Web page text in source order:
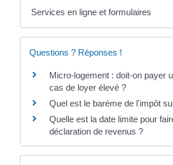
Services en ligne et formulaires
Questions ? Réponses !
Micro-logement : doit-on payer
cas de loyer élevé ?
Quel est le barème de l'impôt
Quelle est la date limite pour
déclaration de revenus ?